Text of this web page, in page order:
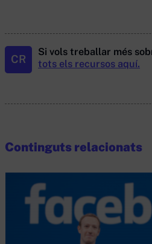
CR
Si vols treballar més
tots els recursos aquí.
Continguts relacionats